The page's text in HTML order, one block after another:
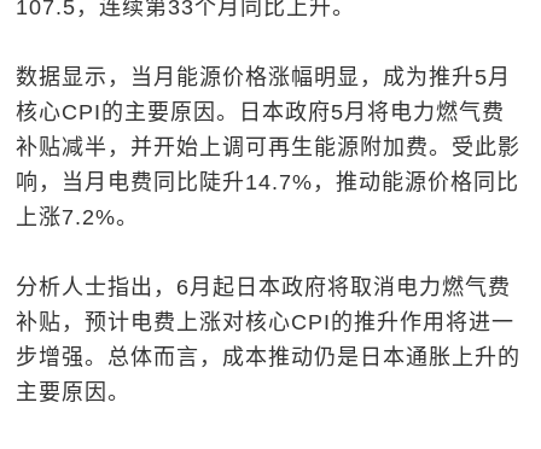
107.5，连续第33个月同比上升。
数据显示，当月能源价格涨幅明显，成为推升5月
核心CPI的主要原因。日本政府5月将电力燃气费
补贴减半，并开始上调可再生能源附加费。受此影
响，当月电费同比陡升14.7%，推动能源价格同比
上涨7.2%。
分析人士指出，6月起日本政府将取消电力燃气费
补贴，预计电费上涨对核心CPI的推升作用将进一
步增强。总体而言，成本推动仍是日本通胀上升的
主要原因。